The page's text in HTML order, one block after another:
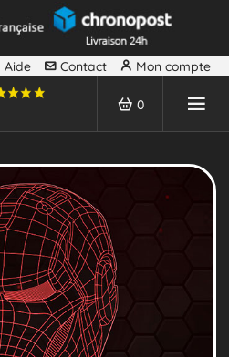
Aide Contact Mon compte
0